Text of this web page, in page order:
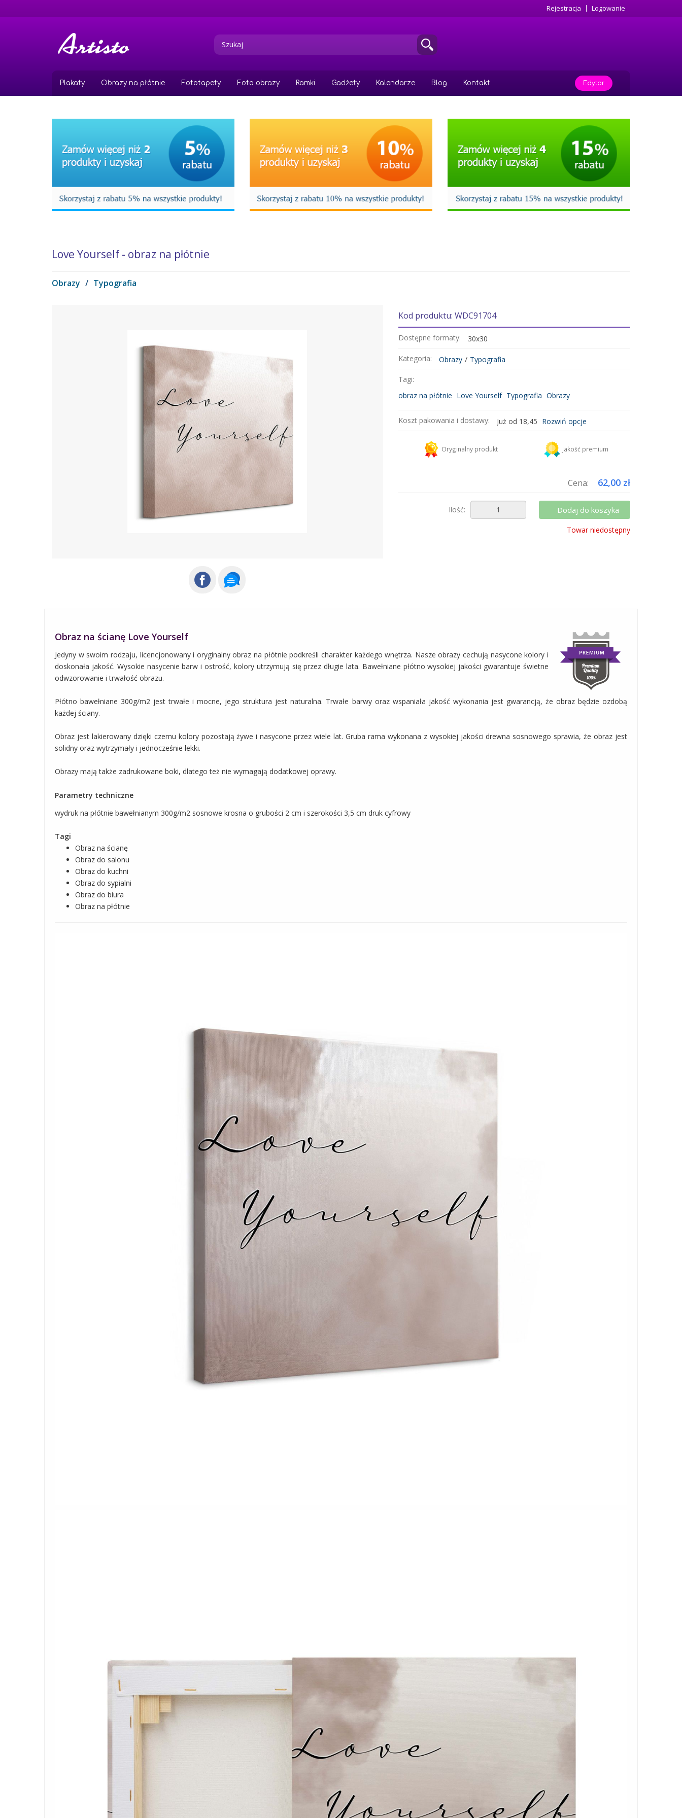
do
Rejestracja Logowanie
Plakaty Obrazy na płótnie Fototapety Foto obrazy Ramki Gadżety Kalendarze Blog Kontakt Edytor
Love Yourself - obraz na płótnie
Obrazy / Typografia
Kod produktu: WDC91704
Dostępne formaty: 30x30
Kategoria: Obrazy / Typografia
Tagi:
obraz na płótnie Love Yourself Typografia Obrazy
Koszt pakowania i dostawy: Już od 18,45 Rozwiń opcje
Kurier DHL
Dodaj więcej produktów do koszyka i zapłać za wysyłkę tylko raz!
Oryginalny produkt Jakość premium
Cena: 62,00 zł
Dodaj do koszyka
Ilość:
Towar niedostępny
Obraz na ścianę Love Yourself
Jedyny w swoim rodzaju, licencjonowany i oryginalny obraz na płótnie podkreśli charakter każdego wnętrza. Nasze obrazy cechują nasycone kolory i
doskonała jakość. Wysokie nasycenie barw i ostrość, kolory utrzymują się przez długie lata. Bawełniane płótno wysokiej jakości gwarantuje świetne
odwzorowanie i trwałość obrazu.
Płótno bawełniane 300g/m2 jest trwałe i mocne, jego struktura jest naturalna. Trwałe barwy oraz wspaniała jakość wykonania jest gwarancją, że obraz będzie ozdobą
każdej ściany.
Obraz jest lakierowany dzięki czemu kolory pozostają żywe i nasycone przez wiele lat. Gruba rama wykonana z wysokiej jakości drewna sosnowego sprawia, że obraz jest
solidny oraz wytrzymały i jednocześnie lekki.
Obrazy mają także zadrukowane boki, dlatego też nie wymagają dodatkowej oprawy.
Parametry techniczne
wydruk na płótnie bawełnianym 300g/m2 sosnowe krosna o grubości 2 cm i szerokości 3,5 cm druk cyfrowy
Tagi
Obraz na ścianę
Obraz do salonu
Obraz do kuchni
Obraz do sypialni
Obraz do biura
Obraz na płótnie